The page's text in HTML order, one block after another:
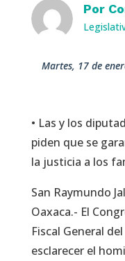
Por
martes, 17 de
• Las y los
piden que se
la justicia a los
San Raymundo
Oaxaca.- El
Fiscal General
esclarecer el